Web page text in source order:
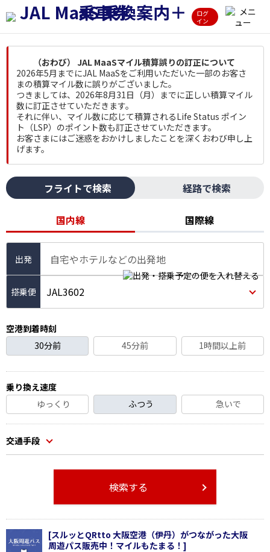
ログ
イン
（おわび） JAL MaaSマイル積算誤りの訂正について
2026年5月までにJAL MaaSをご利用いただいた一部のお客さ
まの積算マイル数に誤りがございました。
つきましては、2026年8月31日（月）までに正しい積算マイル
数に訂正させていただきます。
それに伴い、マイル数に応じて積算されるLife Status ポイン
ト（LSP）のポイント数も訂正させていただきます。
お客さまにはご迷惑をおかけしましたことを深くおわび申し上
げます。
フライトで検索 経路で検索
国内線 国際線
出発 自宅やホテルなどの出発地
JAL3602
空港到着時刻
30分前
45分前 1時間以上前
乗り換え速度
ゆっくり
ふつう 急いで
交通手段
検索する
[スルッとQRtto 大阪空港（伊丹）がつながった大阪
周遊パス販売中！マイルもたまる！]